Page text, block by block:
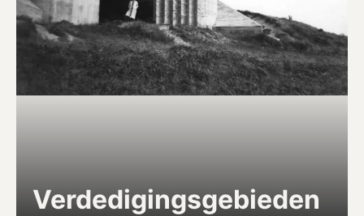
Verdedigingsgebieden